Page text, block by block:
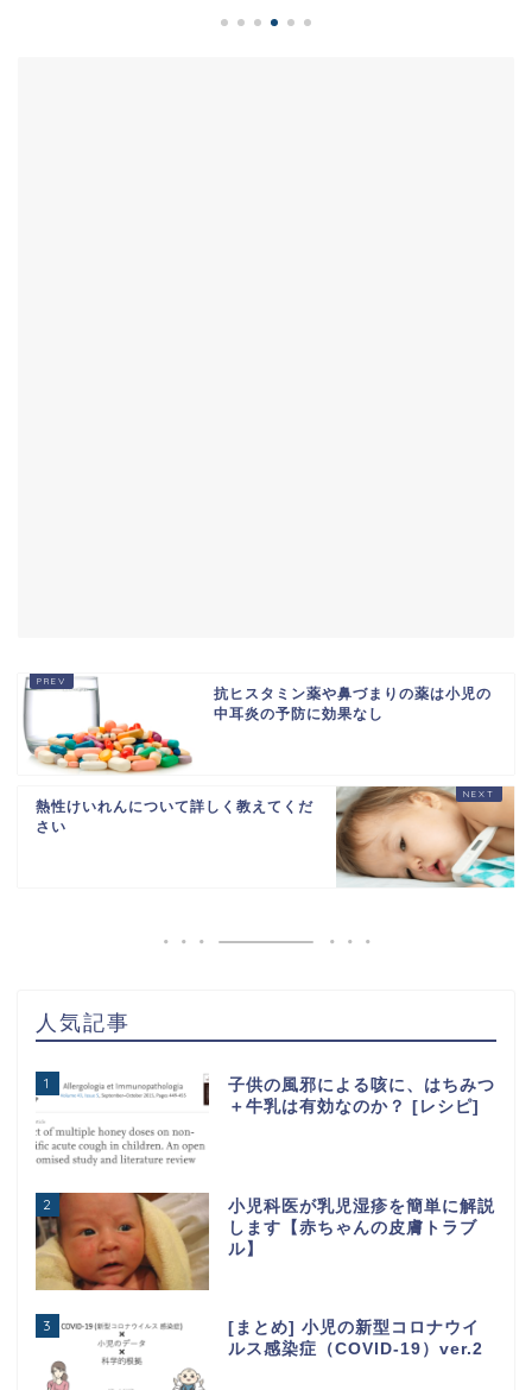
抗ヒスタミン薬や鼻づまりの薬は小児の
中耳炎の予防に効果なし
熱性けいれんについて詳しく教えてくだ
さい
人気記事
1
子供の風邪による咳に、はちみつ
＋牛乳は有効なのか？ [レシピ]
2
小児科医が乳児湿疹を簡単に解説
します【赤ちゃんの皮膚トラブ
ル】
3
[まとめ] 小児の新型コロナウイ
ルス感染症（COVID-19）ver.2